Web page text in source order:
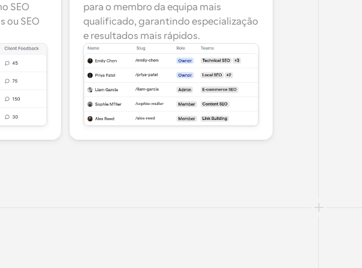
SEO
ou SEO
para o membro da equipa mais
qualificado, garantindo especialização
e resultados mais rápidos.